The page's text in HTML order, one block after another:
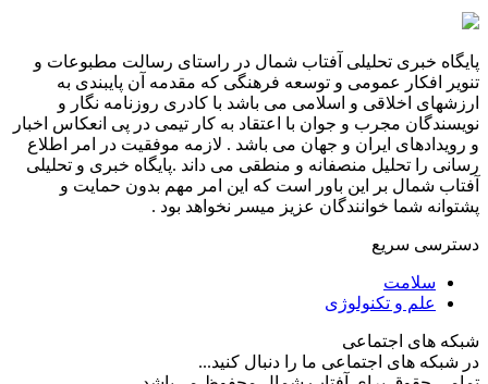
پایگاه خبری تحلیلی آفتاب شمال در راستای رسالت مطبوعات و
تنویر افکار عمومی و توسعه فرهنگی که مقدمه آن پایبندی به
ارزشهای اخلاقی و اسلامی می باشد با کادری روزنامه نگار و
نویسندگان مجرب و جوان با اعتقاد به کار تیمی در پی انعکاس اخبار
و رویدادهای ایران و جهان می باشد . لازمه موفقیت در امر اطلاع
رسانی را تحلیل منصفانه و منطقی می داند .پایگاه خبری و تحلیلی
آفتاب شمال بر این باور است که این امر مهم بدون حمایت و
پشتوانه شما خوانندگان عزیز میسر نخواهد بود .
دسترسی سریع
سلامت
علم و تکنولوژی
شبکه های اجتماعی
در شبکه های اجتماعی ما را دنبال کنید...